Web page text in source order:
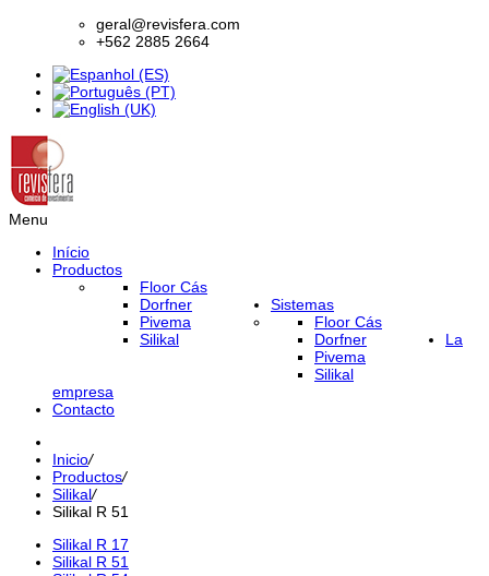
geral@revisfera.com
+562 2885 2664
Menu
Início
Productos
Floor Cás
Dorfner
Pivema
Silikal
Sistemas
Floor Cás
Dorfner
Pivema
Silikal
La
empresa
Contacto
Inicio/
Productos/
Silikal/
Silikal R 51
Silikal R 17
Silikal R 51